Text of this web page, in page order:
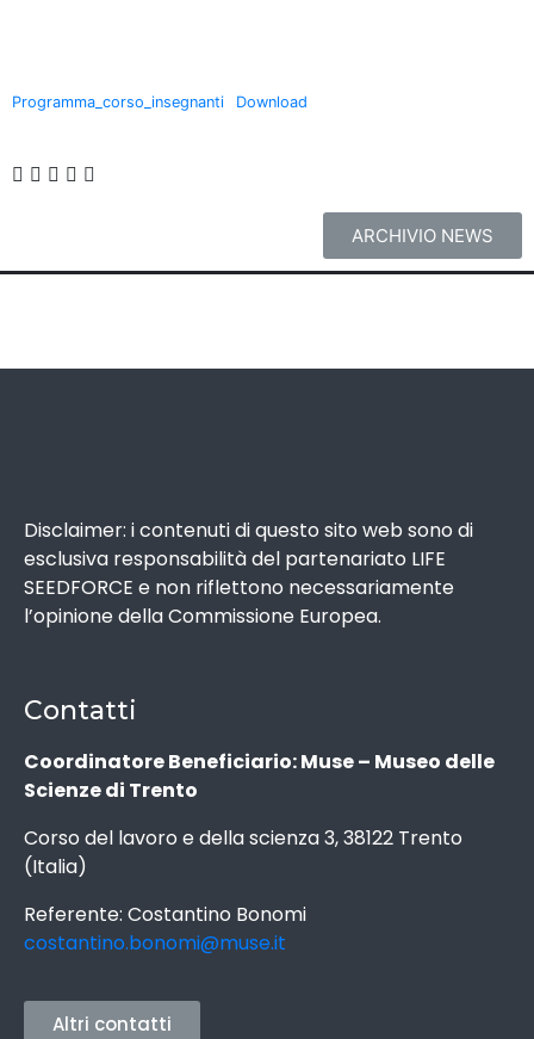
Programma_corso_insegnanti Download
ARCHIVIO NEWS
Disclaimer: i contenuti di questo sito web sono di
esclusiva responsabilità del partenariato LIFE
SEEDFORCE e non riflettono necessariamente
l’opinione della Commissione Europea.
Contatti
Coordinatore Beneficiario: Muse – Museo delle
Scienze di Trento
Corso del lavoro e della scienza 3, 38122 Trento
(Italia)
Referente: Costantino Bonomi
costantino.bonomi@muse.it
Altri contatti